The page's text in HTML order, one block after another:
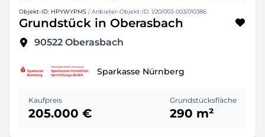
Objekt-ID: HPYWYPMS / Anbieter-Objekt-ID: 1/20/003-003/010386
Grundstück in Oberasbach
90522 Oberasbach
Sparkasse Nürnberg
Kaufpreis
205.000 €
Grundstücksfläche
290 m²